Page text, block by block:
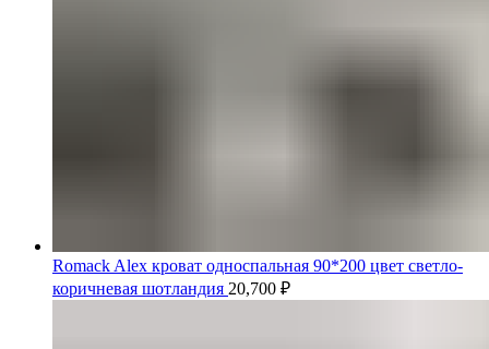
Romack Alex кроват односпальная 90*200 цвет светло-
коричневая шотландия 20,700 ₽